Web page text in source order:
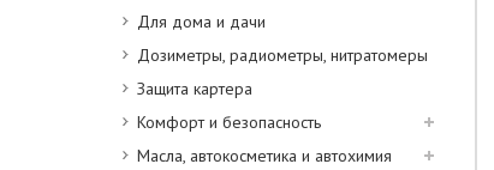
Для дома и дачи
Дозиметры, радиометры, нитратомеры
Защита картера
Комфорт и безопасность
Масла, автокосметика и автохимия